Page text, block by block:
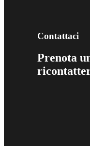
Contattaci
Prenota